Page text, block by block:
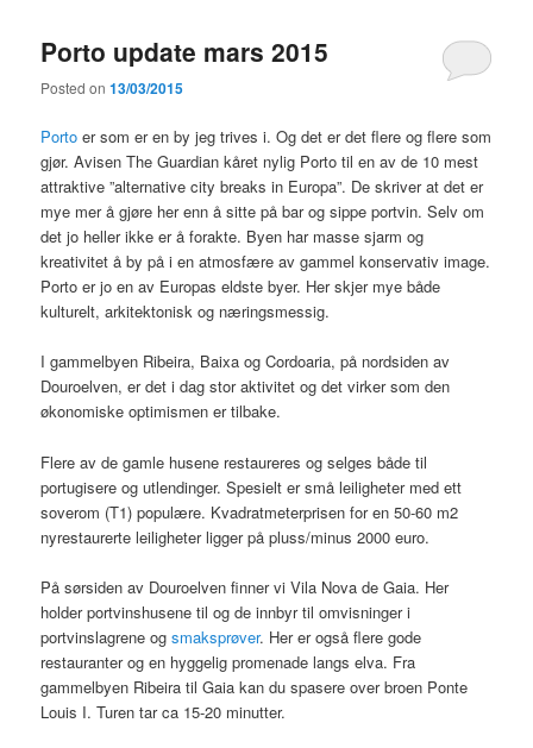
Porto update mars 2015
Posted on13/03/2015
Porto er som er en by jeg trives i. Og det er det flere og flere som
gjør. Avisen The Guardian kåret nylig Porto til en av de 10 mest
attraktive ”alternative city breaks in Europa”. De skriver at det er
mye mer å gjøre her enn å sitte på bar og sippe portvin. Selv om
det jo heller ikke er å forakte. Byen har masse sjarm og
kreativitet å by på i en atmosfære av gammel konservativ image.
Porto er jo en av Europas eldste byer. Her skjer mye både
kulturelt, arkitektonisk og næringsmessig.
I gammelbyen Ribeira, Baixa og Cordoaria, på nordsiden av
Douroelven, er det i dag stor aktivitet og det virker som den
økonomiske optimismen er tilbake.
Flere av de gamle husene restaureres og selges både til
portugisere og utlendinger. Spesielt er små leiligheter med ett
soverom (T1) populære. Kvadratmeterprisen for en 50-60 m2
nyrestaurerte leiligheter ligger på pluss/minus 2000 euro.
På sørsiden av Douroelven finner vi Vila Nova de Gaia. Her
holder portvinshusene til og de innbyr til omvisninger i
portvinslagrene ogsmaksprøver. Her er også flere gode
restauranter og en hyggelig promenade langs elva. Fra
gammelbyen Ribeira til Gaia kan du spasere over broen Ponte
Louis I. Turen tar ca 15-20 minutter.